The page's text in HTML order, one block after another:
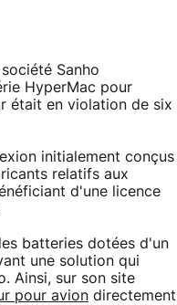
Sanho
HyperMac pour
était en violation de six
initialement conçus
relatifs aux
d'une licence
batteries dotées d'un
une solution qui
Ainsi, sur son site
pour avion directement